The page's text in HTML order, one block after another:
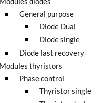
General purpose
Diode Dual
Diode single
Diode fast recovery
Modules thyristors
Phase control
Thyristor single